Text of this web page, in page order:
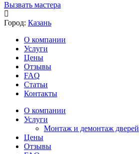
Вызвать мастера
Город: Казань
О компании
Услуги
Цены
Отзывы
FAQ
Статьи
Контакты
О компании
Услуги
Монтаж и демонтаж дверей
Цены
Отзывы